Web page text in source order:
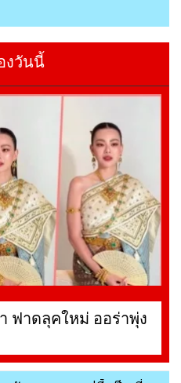
งวันนี้
ฟาดลุคใหม่ ออร่าพุ่ง